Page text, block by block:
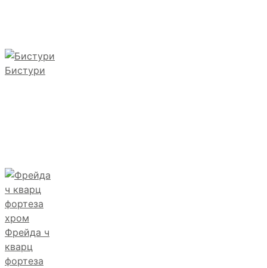
Бистури
Фрейда ч
кварц
фортеза